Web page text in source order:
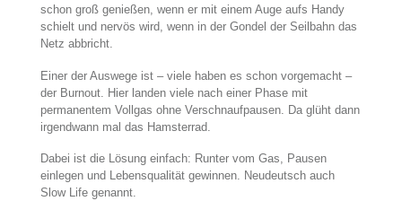
schon groß genießen, wenn er mit einem Auge aufs Handy
schielt und nervös wird, wenn in der Gondel der Seilbahn das
Netz abbricht.
Einer der Auswege ist – viele haben es schon vorgemacht –
der Burnout. Hier landen viele nach einer Phase mit
permanentem Vollgas ohne Verschnaufpausen. Da glüht dann
irgendwann mal das Hamsterrad.
Dabei ist die Lösung einfach: Runter vom Gas, Pausen
einlegen und Lebensqualität gewinnen. Neudeutsch auch
Slow Life genannt.